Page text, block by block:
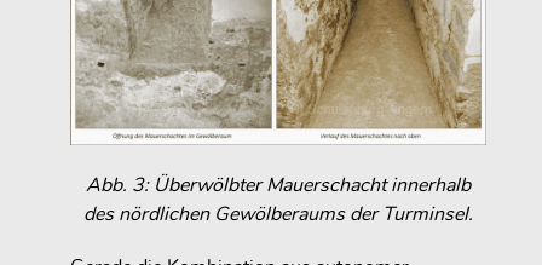
Abb. 3: Überwölbter Mauerschacht innerhalb
des nördlichen Gewölberaums der Turminsel.